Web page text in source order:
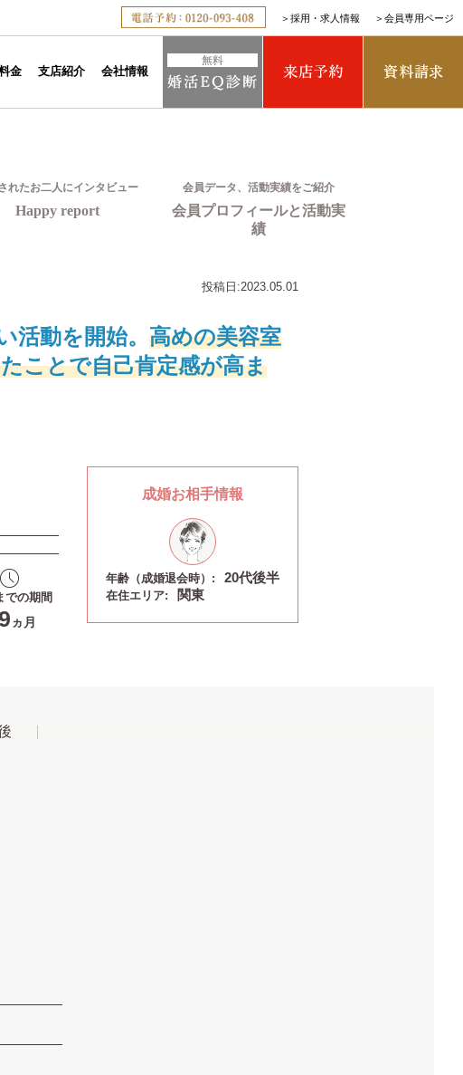
＞ 採用・求人情報 ＞ 会員専用ページ
金 支店紹介 会社情報
れたお二人にインタビュー
Happy report
会員データ、活動実績をご紹介
会員プロフィールと活動実
績
投稿日:2023.05.01
活動を開始。 高めの美容室
ことで自己肯定感が高ま
での期間
ヵ月
成婚お相手情報
年齢（成婚退会時）: 20代後半
在住エリア: 関東